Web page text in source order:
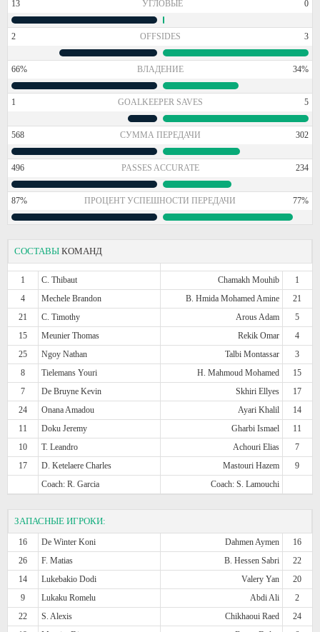
13 УГЛОВЫЕ 0
2 OFFSIDES 3
66% ВЛАДЕНИЕ 34%
1 GOALKEEPER SAVES 5
568 СУММА ПЕРЕДАЧИ 302
496 PASSES ACCURATE 234
87% ПРОЦЕНТ УСПЕШНОСТИ ПЕРЕДАЧИ 77%
СОСТАВЫ КОМАНД
1 C. Thibaut Chamakh Mouhib
1
4
Mechele Brandon B. Hmida Mohamed Amine
21
21
C. Timothy Arous Adam
5
15
Meunier Thomas Rekik Omar
4
25
Ngoy Nathan Talbi Montassar
3
8
Tielemans Youri H. Mahmoud Mohamed
15
7
De Bruyne Kevin Skhiri Ellyes
17
24
Onana Amadou Ayari Khalil
14
11
Doku Jeremy Gharbi Ismael
11
10
T. Leandro Achouri Elias
7
17
D. Ketelaere Charles Mastouri Hazem
9
Coach: R. Garcia
Coach: S. Lamouchi
ЗАПАСНЫЕ ИГРОКИ:
16 De Winter Koni Dahmen Aymen
16
26
F. Matias B. Hessen Sabri
22
14
Lukebakio Dodi Valery Yan
20
9
Lukaku Romelu Abdi Ali
2
22
S. Alexis Chikhaoui Raed
24